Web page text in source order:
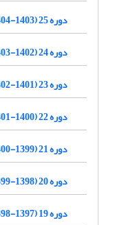
دوره 25 (1403-1404)
دوره 24 (1402-1403)
دوره 23 (1401-1402)
دوره 22 (1400-1401)
دوره 21 (1399-1400)
دوره 20 (1398-1399)
دوره 19 (1397-1398)